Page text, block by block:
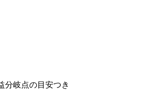
分岐点の目安つき